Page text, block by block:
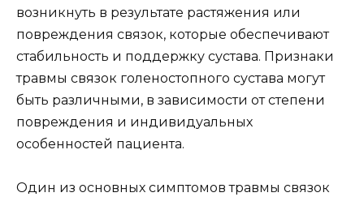
возникнуть в результате растяжения или
повреждения связок, которые обеспечивают
стабильность и поддержку сустава. Признаки
травмы связок голеностопного сустава могут
быть различными, в зависимости от степени
повреждения и индивидуальных
особенностей пациента.
Один из основных симптомов травмы связок